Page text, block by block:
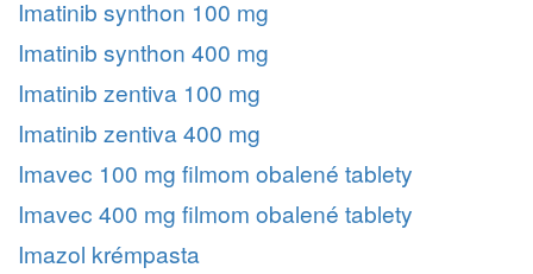
Imatinib synthon 100 mg
Imatinib synthon 400 mg
Imatinib zentiva 100 mg
Imatinib zentiva 400 mg
Imavec 100 mg filmom obalené tablety
Imavec 400 mg filmom obalené tablety
Imazol krémpasta